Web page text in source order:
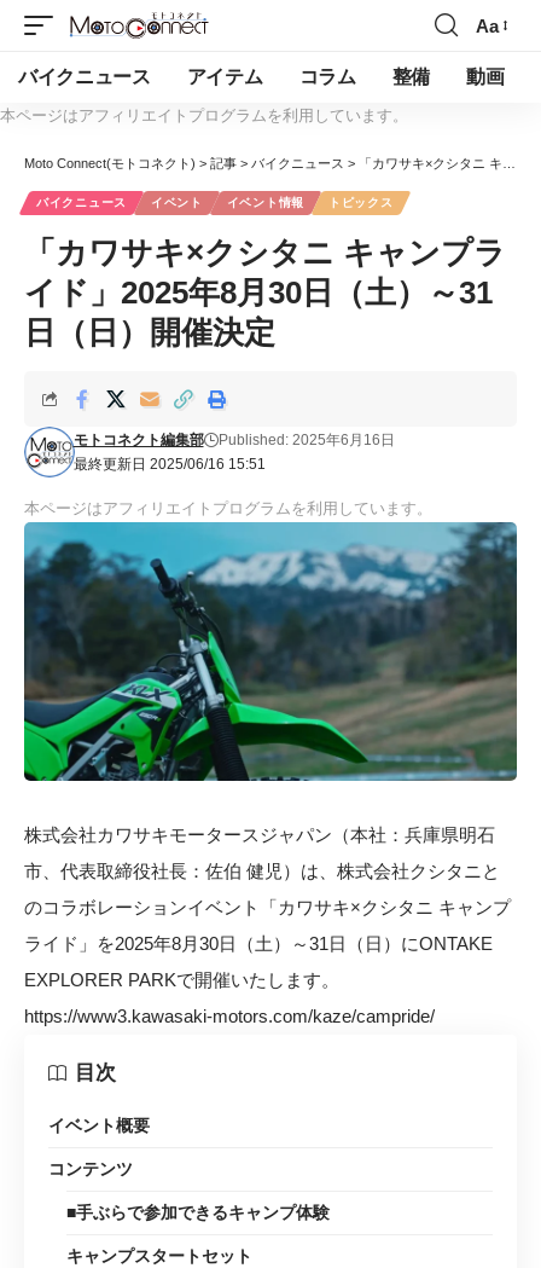
Aa
バイクニュース アイテム コラム 整備 動画
本ページはアフィリエイトプログラムを利用しています。
Moto Connect(モトコネクト) > 記事 > バイクニュース > 「カワサキ×クシタニ キャンプライド」2025年8月30日（土）～31日（日）開催決定
バイクニュース イベント イベント情報 トピックス
「カワサキ×クシタニ キャンプラ
イド」2025年8月30日（土）～31
日（日）開催決定
最終更新日 2025/06/16 15:51
モトコネクト編集部 Published: 2025年6月16日
本ページはアフィリエイトプログラムを利用しています。
株式会社カワサキモータースジャパン（本社：兵庫県明石
市、代表取締役社長：佐伯 健児）は、株式会社クシタニと
のコラボレーションイベント「カワサキ×クシタニ キャンプ
ライド」を2025年8月30日（土）～31日（日）にONTAKE
EXPLORER PARKで開催いたします。
https://www3.kawasaki-motors.com/kaze/campride/
目次
イベント概要
コンテンツ
■手ぶらで参加できるキャンプ体験
キャンプスタートセット